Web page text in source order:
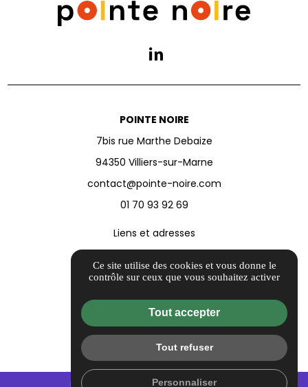
POINTE NOIRE
7bis rue Marthe Debaize
94350 Villiers-sur-Marne
contact@pointe-noire.com
01 70 93 92 69
Liens et adresses
Informations complémentaires
Mentions légales
Politique de confidentialité
Conditions générales de vente
Flux RSS
Gestion des cookies
Ce site utilise des cookies et vous donne le
contrôle sur ceux que vous souhaitez activer
Tout accepter
Tout refuser
Personnaliser